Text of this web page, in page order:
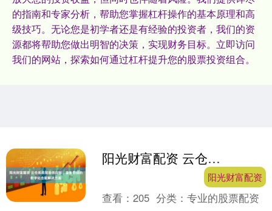
的指南和专家分析，帮助您掌握杠杆操作的基本原理和高
级技巧。无论您是初学者还是有经验的投资者，我们的资
源都将帮助您做出明智的决策，实现财务目标。立即访问
我们的网站，探索如何通过杠杆提升您的股票投资组合。
阳光财富配资 云仓系统赋能供应链：盛装仓储的数字化仓配解决方案
阳光财富配资
查看：205 分类：专业的股票配资